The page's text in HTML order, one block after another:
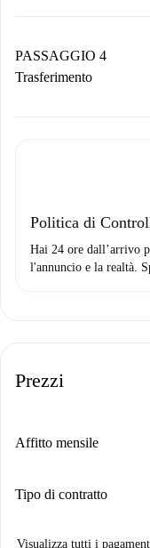
contatto con il
Se rifiutata: non
PASSAGGIO 4
Trasferimento
solo se non
Politica di
Hai 24 ore dall’arrivo
l'annuncio e la realtà.
Prezzi
Affitto mensile
Tipo di contratto
Visualizza tutti i